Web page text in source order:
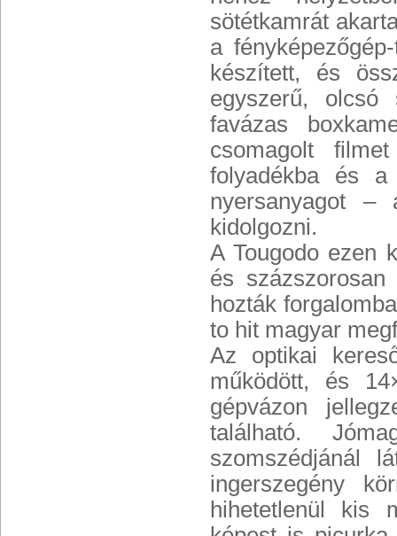
sötétkamrát
a
készített, és
egyszerű, olcsó
favázas
csomagolt
folyadékba és
nyersanyagot –
kidolgozni.
A Tougodo ezen
és
hozták
to hit magyar
Az optikai
működött, és
gépvázon
található.
szomszédjánál
ingerszegény
hihetetlenül kis